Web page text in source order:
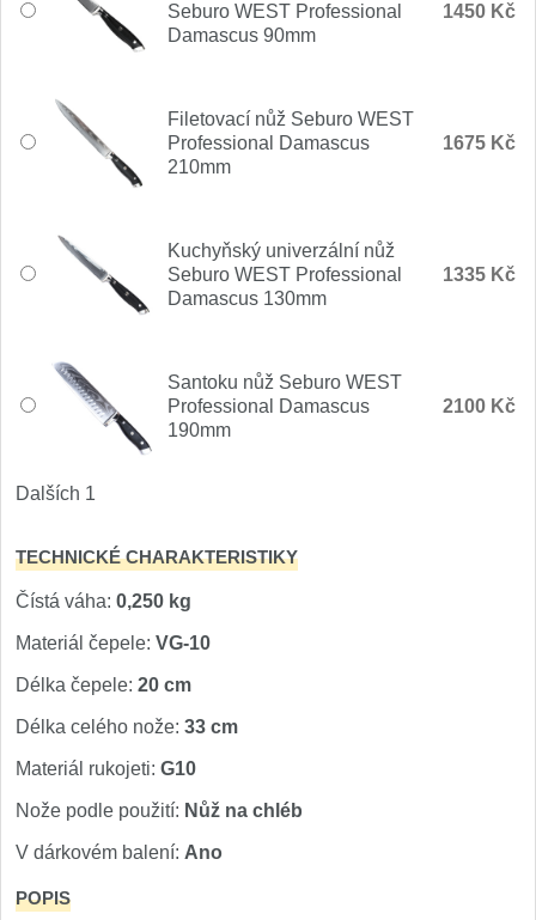
Seburo WEST Professional
Damascus 90mm
1450 Kč
Filetovací nůž Seburo WEST
Professional Damascus
210mm
1675 Kč
Kuchyňský univerzální nůž
Seburo WEST Professional
Damascus 130mm
1335 Kč
Santoku nůž Seburo WEST
Professional Damascus
190mm
2100 Kč
Dalších 1
TECHNICKÉ CHARAKTERISTIKY
Čístá váha: 0,250 kg
Materiál čepele: VG-10
Délka čepele: 20 cm
Délka celého nože: 33 cm
Materiál rukojeti: G10
Nože podle použití: Nůž na chléb
V dárkovém balení: Ano
POPIS